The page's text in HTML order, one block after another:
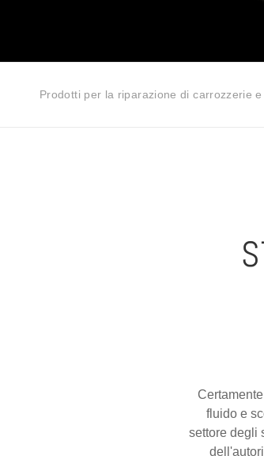
Prodotti per la riparazione di carrozzerie
fluido e
settore degli